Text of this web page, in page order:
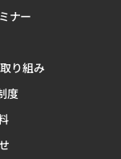
ナー
り組み
度